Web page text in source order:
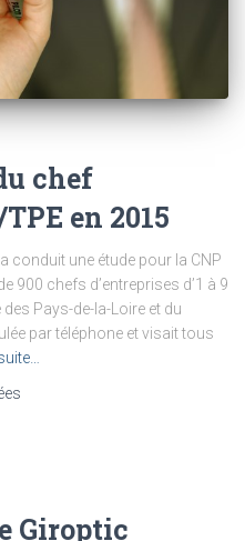
chef
en 2015
conduit une étude pour la CNP
900 chefs d’entreprises d’1 à 9
Pays-de-la-Loire et du
par téléphone et visait tous
Giroptic